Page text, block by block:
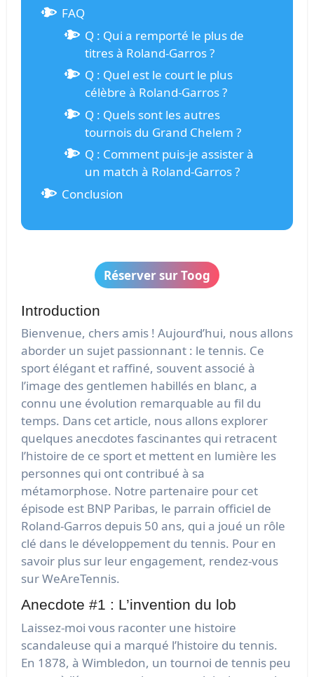
FAQ
Q : Qui a remporté le plus de
titres à Roland-Garros ?
Q : Quel est le court le plus
célèbre à Roland-Garros ?
Q : Quels sont les autres
tournois du Grand Chelem ?
Q : Comment puis-je assister à
un match à Roland-Garros ?
Conclusion
Réserver sur Toog
Introduction
Bienvenue, chers amis ! Aujourd’hui, nous allons
aborder un sujet passionnant : le tennis. Ce
sport élégant et raffiné, souvent associé à
l’image des gentlemen habillés en blanc, a
connu une évolution remarquable au fil du
temps. Dans cet article, nous allons explorer
quelques anecdotes fascinantes qui retracent
l’histoire de ce sport et mettent en lumière les
personnes qui ont contribué à sa
métamorphose. Notre partenaire pour cet
épisode est BNP Paribas, le parrain officiel de
Roland-Garros depuis 50 ans, qui a joué un rôle
clé dans le développement du tennis. Pour en
savoir plus sur leur engagement, rendez-vous
sur WeAreTennis.
Anecdote #1 : L’invention du lob
Laissez-moi vous raconter une histoire
scandaleuse qui a marqué l’histoire du tennis.
En 1878, à Wimbledon, un tournoi de tennis peu